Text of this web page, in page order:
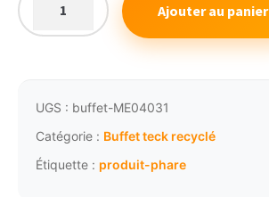
quantité
de
habillage
HPL
béton
ciré
Ajouter au panier
UGS : buffet-ME04031
Catégorie : Buffet teck recyclé
Étiquette : produit-phare